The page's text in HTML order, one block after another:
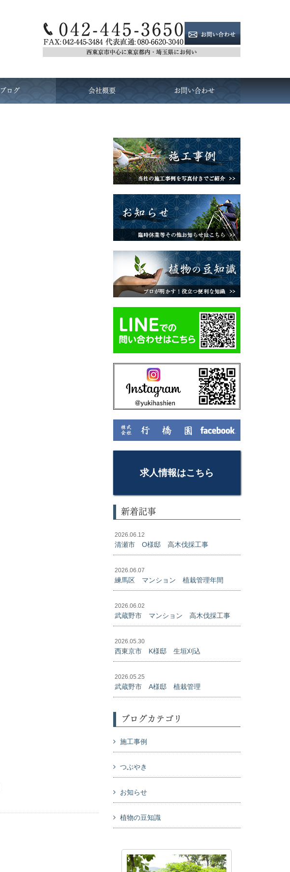
ブログ 会社概要 お問い合わせ
求人情報はこちら
新着記事
2026.06.12
清瀬市 O様邸 高木伐採工事
2026.06.07
練馬区 マンション 植栽管理年間
2026.06.02
武蔵野市 マンション 高木伐採工事
2026.05.30
西東京市 K様邸 生垣刈込
2026.05.25
武蔵野市 A様邸 植栽管理
ブログカテゴリ
施工事例
つぶやき
お知らせ
植物の豆知識